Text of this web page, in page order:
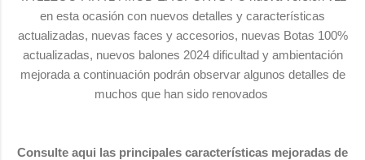
en esta ocasión con nuevos detalles y características
actualizadas, nuevas faces y accesorios, nuevas Botas 100%
actualizadas, nuevos balones 2024 dificultad y ambientación
mejorada a continuación podrán observar algunos detalles de
muchos que han sido renovados
Consulte aqui las principales características mejoradas de